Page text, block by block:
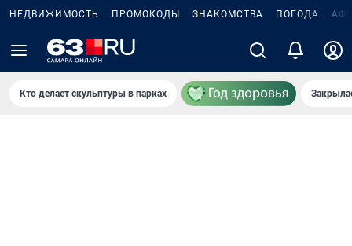
НЕДВИЖИМОСТЬ ПРОМОКОДЫ ЗНАКОМСТВА ПОГОДА
Кто делает скульптуры в парках